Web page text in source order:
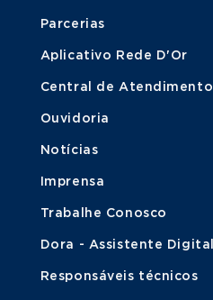
Parcerias
Aplicativo Rede D'Or
Central de Atendimento
Ouvidoria
Notícias
Imprensa
Trabalhe Conosco
Dora - Assistente Digital
Responsáveis técnicos